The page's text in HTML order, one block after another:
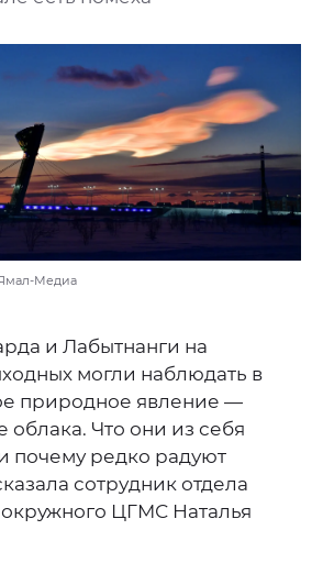
Медиа
и Лабытнанги на
могли наблюдать в
природное явление —
облака. Что они из себя
почему редко радуют
сотрудник отдела
ЦГМС Наталья